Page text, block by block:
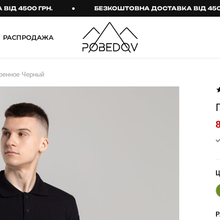
ГРН. БЕЗКОШТОВНА ДОСТАВКА ВІД 4500
Брюки
Карго
Спортивні штани
Лосины
Джинсы
КОМПЛЕКТИ
Куртка й штани
РАСПРОДАЖА
Черный